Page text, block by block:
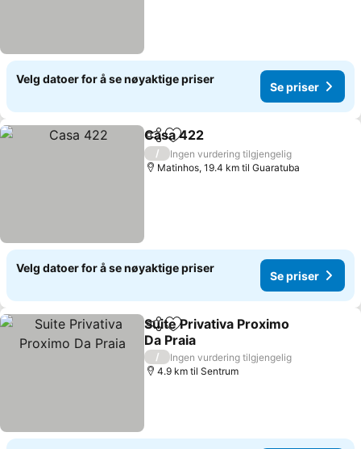
Velg datoer for å se nøyaktige priser
Se priser
Del Legg til i favoritter
Casa 422
/
Ingen vurdering tilgjengelig
Matinhos, 19.4 km til Guaratuba
Velg datoer for å se nøyaktige priser
Se priser
Del Legg til i favoritter
Suite Privativa Proximo
Da Praia
Se priser
/
Ingen vurdering tilgjengelig
4.9 km til Sentrum